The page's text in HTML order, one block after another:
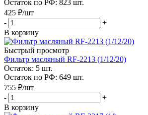
Остаток по РФ: 823 шт.
425 ₽/шт
-
+
В корзину
Быстрый просмотр
Фильтр масляный RF-2213 (1/12/20)
Остаток: 5 шт.
Остаток по РФ: 649 шт.
755 ₽/шт
-
+
В корзину